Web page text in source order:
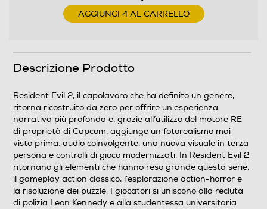
e alla studentessa universitaria Claire Redfield, che si
incontrano durante la disastrosa epidemia di Raccoon
scoprire cosa si nasconde dietro al terrificante attacco
alla città. Il destino dei due è nelle mani dei giocatori:
completamente nuova - la nuova visuale in terza
persona e il sistem
Informazioni sulla sicurezza del prodotto
Clicca qui
AGGIUNGI 4 AL CARRELLO
Descrizione Prodotto
Resident Evil 2, il capolavoro che ha definito un genere,
ritorna ricostruito da zero per offrire un'esperienza
narrativa più profonda e, grazie all’utilizzo del motore RE
di proprietà di Capcom, aggiunge un fotorealismo mai
visto prima, audio coinvolgente, una nuova visuale in terza
persona e controlli di gioco modernizzati. In Resident Evil 2
ritornano gli elementi che hanno reso grande questa serie:
il gameplay action classico, l’esplorazione action-horror e
la risoluzione dei puzzle. I giocatori si uniscono alla recluta
di polizia Leon Kennedy e alla studentessa universitaria